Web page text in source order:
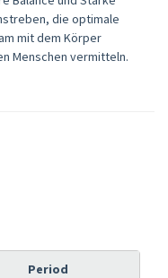
die optimale
mit dem Körper
Menschen vermitteln.
Period